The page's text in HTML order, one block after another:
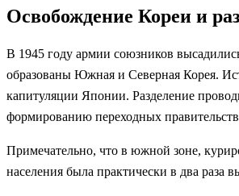
Освобождение Кореи и
В 1945 году армии союзников
образованы Южная и Северная Корея.
капитуляции Японии. Разделение
формированию переходных
Примечательно, что в южной зоне,
населения была практически в два раза